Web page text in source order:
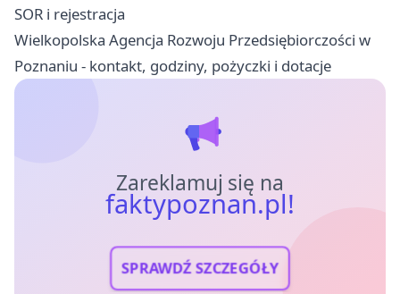
SOR i rejestracja
Wielkopolska Agencja Rozwoju Przedsiębiorczości w
Poznaniu - kontakt, godziny, pożyczki i dotacje
Zareklamuj się na
faktypoznan.pl!
SPRAWDŹ SZCZEGÓŁY